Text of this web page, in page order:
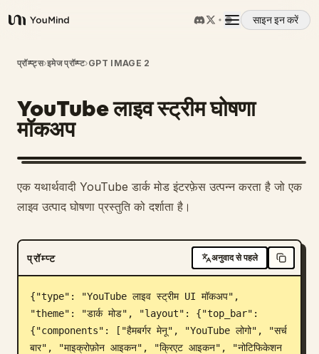
YouMind
साइन इन करें
अवलोकन
उपयोग के मामले
कौशल
प्रॉम्प्ट
मूल्य निर्धारण
डाउनलोड
ब्लॉग
प्रॉम्प्ट्स›इमेज प्रॉम्प्ट›GPT IMAGE 2
YouTube लाइव स्ट्रीम घोषणा
मॉकअप
एक यथार्थवादी YouTube डार्क मोड इंटरफ़ेस उत्पन्न करता है जो एक
लाइव उत्पाद घोषणा प्रस्तुति को दर्शाता है।
प्रॉम्प्ट अनुवाद से पहले
{"type": "YouTube लाइव स्ट्रीम UI मॉकअप",
"theme": "डार्क मोड", "layout": {"top_bar":
{"components": ["हैमबर्गर मेनू", "YouTube लोगो", "सर्च
बार", "माइक्रोफ़ोन आइकन", "क्रिएट आइकन", "नोटिफिकेशन